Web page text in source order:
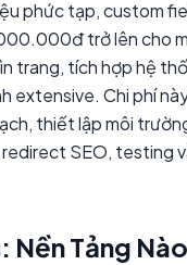
phức tạp, custom
trở lên cho
trang, tích hợp hệ
extensive. Chi phí
thiết lập môi
SEO, testing
Nền Tảng